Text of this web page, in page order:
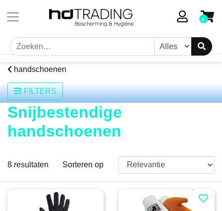
0
handschoenen
FILTERS
Snijbestendige
handschoenen
8 resultaten Sorteren op